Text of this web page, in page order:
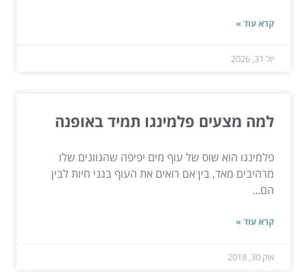
קרא עוד »
יול 31, 2026
למה מצעים פלמינגו תמיד באופנה
פלמינגו הוא שוס של עוף מים יפיפה שהגוונים שלו
מרהיבים מאד, בין אם רואים את העוף בגני חיות לבין
הם...
קרא עוד »
אוק 30, 2018